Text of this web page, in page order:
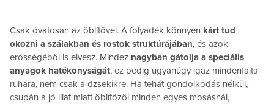
Csak óvatosan az öblítővel. A folyadék könnyen kárt tud
okozni a szálakban és rostok struktúrájában, és azok
erősségéből is elvesz. Mindez nagyban gátolja a speciális
anyagok hatékonyságát, ez pedig ugyanúgy igaz mindenfajta
ruhára, nem csak a dzsekikre. Ha tehát gondolkodás nélkül,
csupán a jó illat miatt öblítőzöl minden egyes mosásnál,